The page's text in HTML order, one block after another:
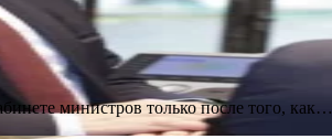
министров только после того, как…